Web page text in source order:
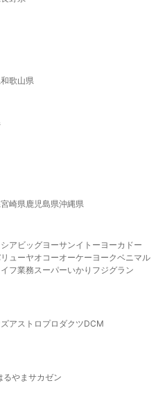
和歌山県
宮崎県鹿児島県沖縄県
ア ビッグヨーサンイトーヨーカドー
ューヤオコーオーケー ヨークベニマル
フ業務スーパーいかり フジグラン
アストロプロダクツDCM
るやま サカゼン